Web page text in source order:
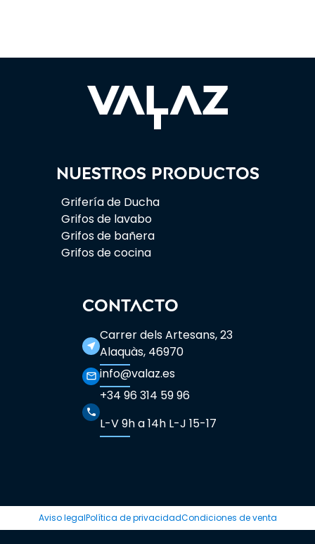
Nuestros productos
Grifería de Ducha
Grifos de lavabo
Grifos de bañera
Grifos de cocina
CONTACTO
near_me
Carrer dels Artesans, 23
Alaquàs, 46970
mail_outline info@valaz.es
phone
+34 96 314 59 96
L-V 9h a 14h L-J 15-17
Aviso legalPolítica de privacidadCondiciones de venta